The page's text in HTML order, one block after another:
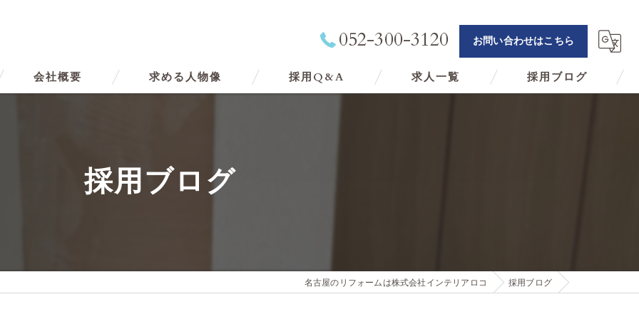
052-300-3120 お問い合わせはこちら
会社概要 求める人物像 採用Q&A 求人一覧 採用ブログ
採用ブログ
名古屋のリフォームは株式会社インテリアロコ 採用ブログ